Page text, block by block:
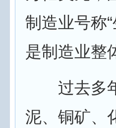
制造业号称
是制造业整
过去多年
泥、铜矿、